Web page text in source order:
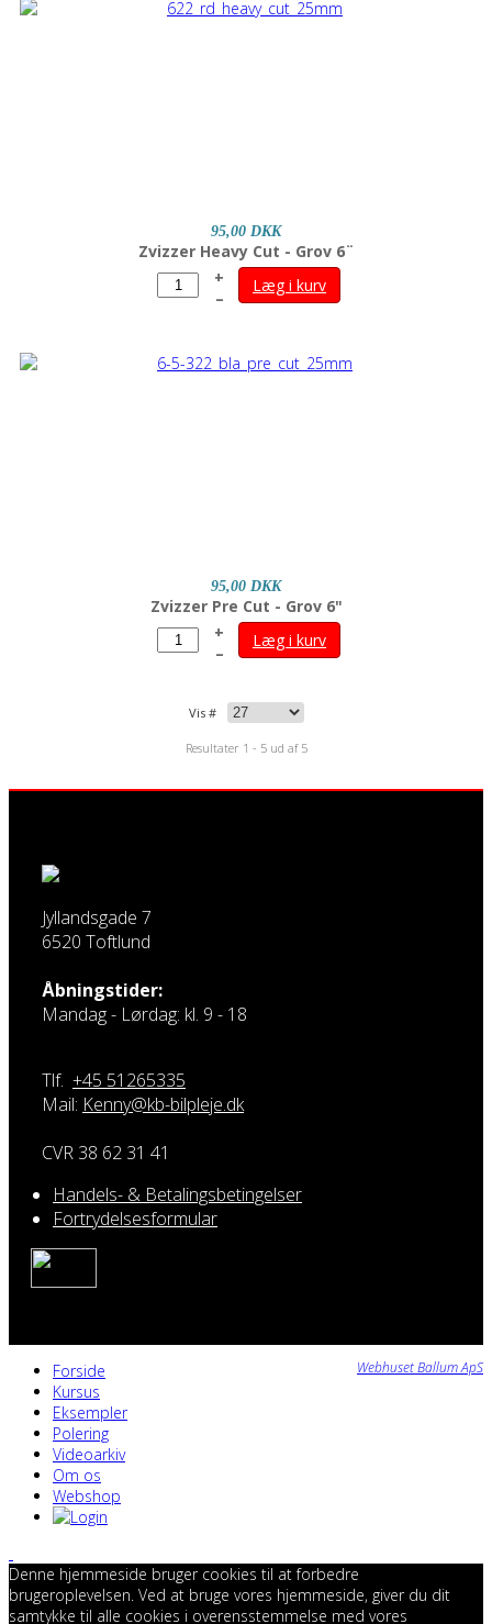
95,00 DKK
Zvizzer Heavy Cut - Grov 6¨
+
–
Læg i kurv
95,00 DKK
Zvizzer Pre Cut - Grov 6"
+
–
Læg i kurv
Vis #
Resultater 1 - 5 ud af 5
Jyllandsgade 7
6520 Toftlund
Åbningstider:
Mandag - Lørdag: kl. 9 - 18
Tlf. +45 51265335
Mail: Kenny@kb-bilpleje.dk
CVR 38 62 31 41
Handels- & Betalingsbetingelser
Fortrydelsesformular
Webhuset Ballum ApS
Forside
Kursus
Eksempler
Polering
Videoarkiv
Om os
Webshop
Denne hjemmeside bruger cookies til at forbedre
brugeroplevelsen. Ved at bruge vores hjemmeside, giver du dit
samtykke til alle cookies i overensstemmelse med vores